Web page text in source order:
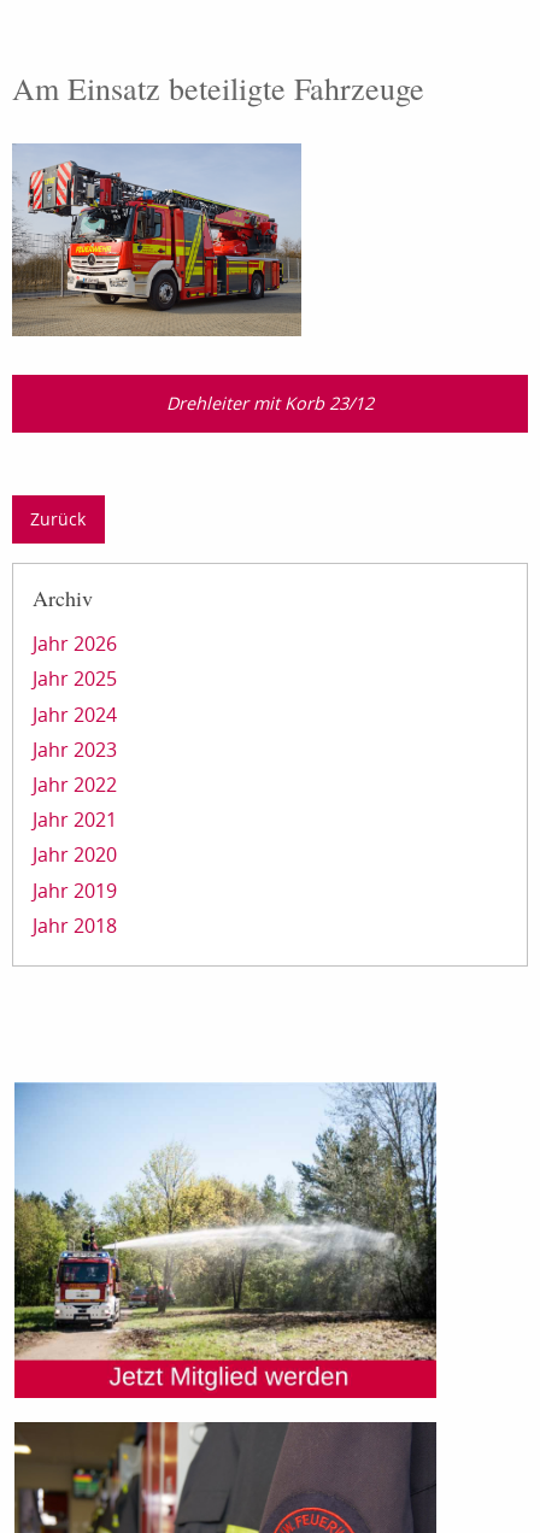
Am Einsatz beteiligte Fahrzeuge
Drehleiter mit Korb 23/12
Zurück
Archiv
Jahr 2026
Jahr 2025
Jahr 2024
Jahr 2023
Jahr 2022
Jahr 2021
Jahr 2020
Jahr 2019
Jahr 2018